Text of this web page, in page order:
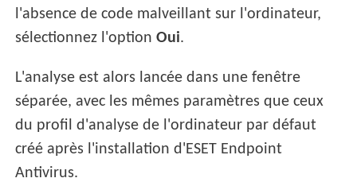
l'absence de code malveillant sur l'ordinateur,
sélectionnez l'optionOui.
L'analyse est alors lancée dans une fenêtre
séparée, avec les mêmes paramètres que ceux
du profil d'analyse de l'ordinateur par défaut
créé après l'installation d'ESET Endpoint
Antivirus.